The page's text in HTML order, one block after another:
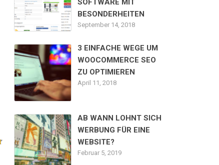
SOFTWARE MIT
BESONDERHEITEN
September 14, 2018
3 EINFACHE WEGE UM
WOOCOMMERCE SEO
ZU OPTIMIEREN
April 11, 2018
AB WANN LOHNT SICH
WERBUNG FÜR EINE
WEBSITE?
Februar 5, 2019